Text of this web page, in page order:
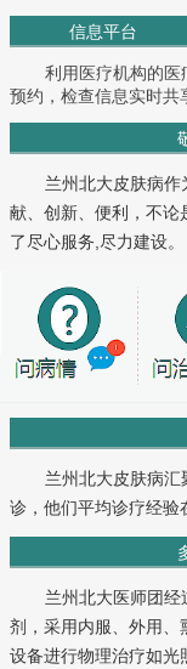
信息平台
利用医疗机构的
预约，检查信息实时共
兰州北大皮肤病
献、创新、便利，不论
了尽心服务,尽力建设。
兰州北大皮肤病
诊，他们平均诊疗经验
兰州北大医师团经
剂，采用内服、外用、
设备进行物理治疗如光